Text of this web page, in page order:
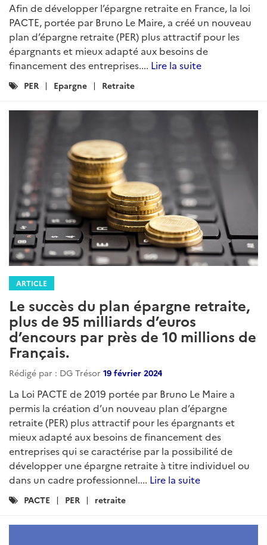
Afin de développer l’épargne retraite en France, la loi
PACTE, portée par Bruno Le Maire, a créé un nouveau
plan d’épargne retraite (PER) plus attractif pour les
épargnants et mieux adapté aux besoins de
financement des entreprises.... Lire la suite
Catégories
PER Epargne Retraite
ARTICLE
Le succès du plan épargne retraite,
plus de 95 milliards d’euros
d’encours par près de 10 millions de
Français.
Rédigé par : DG Trésor 19 février 2024
La Loi PACTE de 2019 portée par Bruno Le Maire a
permis la création d’un nouveau plan d’épargne
retraite (PER) plus attractif pour les épargnants et
mieux adapté aux besoins de financement des
entreprises qui se caractérise par la possibilité de
développer une épargne retraite à titre individuel ou
dans un cadre professionnel.... Lire la suite
Catégories
PACTE PER retraite